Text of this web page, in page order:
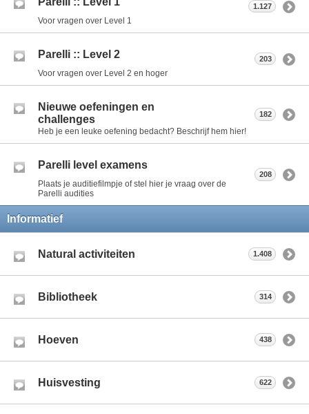
Voor vragen over Level 1
1.127
Parelli :: Level 2
Voor vragen over Level 2 en hoger
203
Nieuwe oefeningen en
challenges
Heb je een leuke oefening bedacht? Beschrijf hem hier!
182
Parelli level examens
Plaats je auditiefilmpje of stel hier je vraag over de
Parelli audities
208
Informatief
Natural activiteiten 1.408
Bibliotheek 314
Hoeven 438
Huisvesting 622